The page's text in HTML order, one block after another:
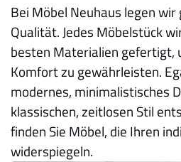
Bei Möbel Neuhaus legen
Qualität. Jedes Möbelstück
besten Materialien gefertigt,
Komfort zu gewährleisten.
modernes, minimalistisches
klassischen, zeitlosen Stil
finden Sie Möbel, die Ihren
widerspiegeln.